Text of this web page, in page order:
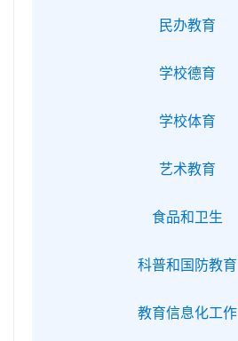
民办教育
学校德育
学校体育
艺术教育
食品和卫生
科普和国防教育
教育信息化工作